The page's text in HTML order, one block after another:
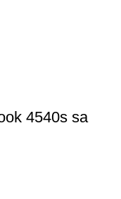
4540s sa